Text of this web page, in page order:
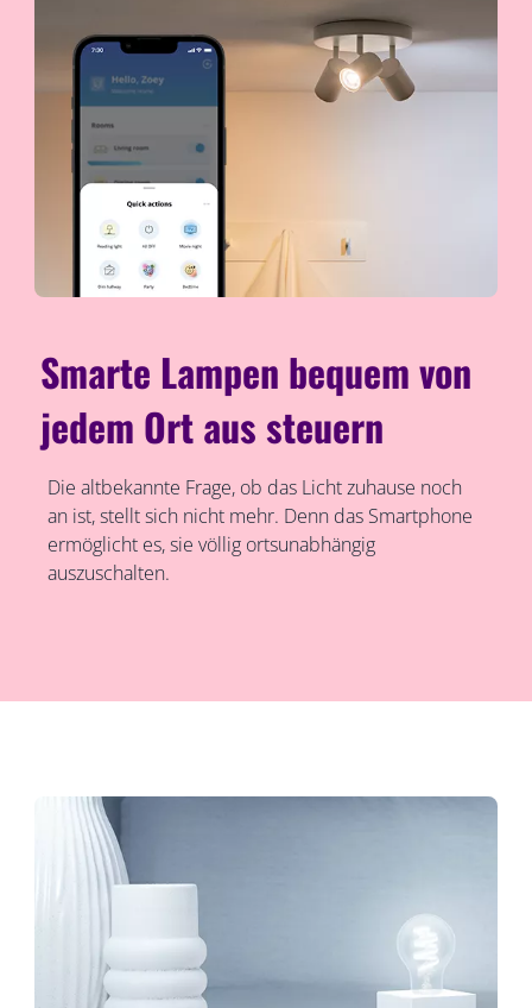
Smarte Lampen bequem von
jedem Ort aus steuern
Die altbekannte Frage, ob das Licht zuhause noch
an ist, stellt sich nicht mehr. Denn das Smartphone
ermöglicht es, sie völlig ortsunabhängig
auszuschalten.